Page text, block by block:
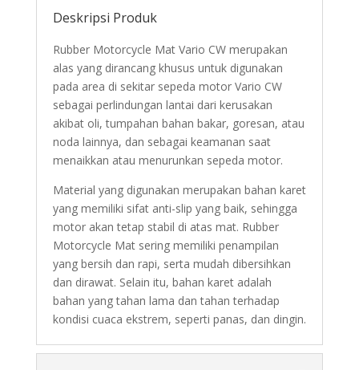
Deskripsi Produk
Rubber Motorcycle Mat Vario CW merupakan
alas yang dirancang khusus untuk digunakan
pada area di sekitar sepeda motor Vario CW
sebagai perlindungan lantai dari kerusakan
akibat oli, tumpahan bahan bakar, goresan, atau
noda lainnya, dan sebagai keamanan saat
menaikkan atau menurunkan sepeda motor.
Material yang digunakan merupakan bahan karet
yang memiliki sifat anti-slip yang baik, sehingga
motor akan tetap stabil di atas mat. Rubber
Motorcycle Mat sering memiliki penampilan
yang bersih dan rapi, serta mudah dibersihkan
dan dirawat. Selain itu, bahan karet adalah
bahan yang tahan lama dan tahan terhadap
kondisi cuaca ekstrem, seperti panas, dan dingin.